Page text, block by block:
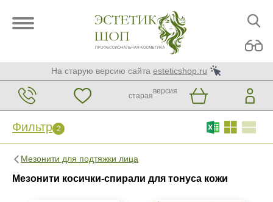
На старую версию сайта esteticshop.ru
старая
версия
Фильтр 2
Мезонити для подтяжки лица
Мезонити косички-спирали для тонуса кожи
Фильтр 2 Сброс